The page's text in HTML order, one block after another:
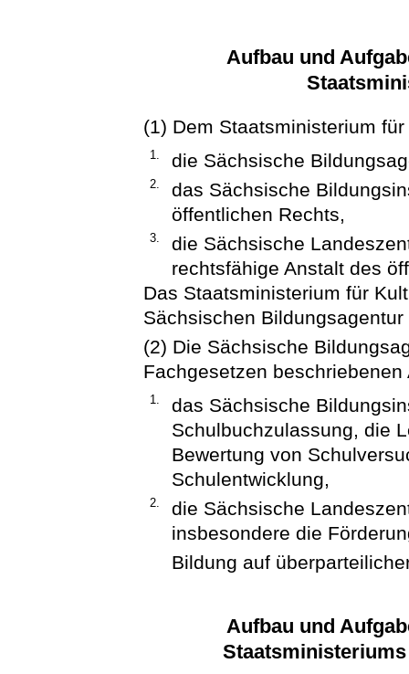
Aufbau und
(1) Dem Staatsministerium
1. die Sächsische
2.
das Sächsische
öffentlichen Rechts,
3.
die Sächsische
rechtsfähige Anstalt des
Das Staatsministerium für
Sächsischen
(2) Die Sächsische
Fachgesetzen
1.
das Sächsische
Schulbuchzulassung, die
Bewertung von
Schulentwicklung,
2.
die Sächsische
insbesondere die
Bildung auf
Aufbau und